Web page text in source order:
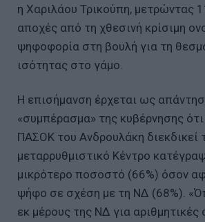
η Χαριλάου Τρικούπη, μετρώντας
αποχές από τη χθεσινή κρίσιμη
ψηφοφορία στη βουλή για τη
ισότητας στο γάμο.
Η επισήμανση έρχεται ως
«συμπέρασμα» της κυβέρνησης
ΠΑΣΟΚ του Ανδρουλάκη διεκδικεί
μεταρρυθμιστικό Κέντρο
μικρότερο ποσοστό (66%) όσον
ψήφο σε σχέση με τη ΝΔ (68%).
εκ μέρους της ΝΔ για αριθμητικές